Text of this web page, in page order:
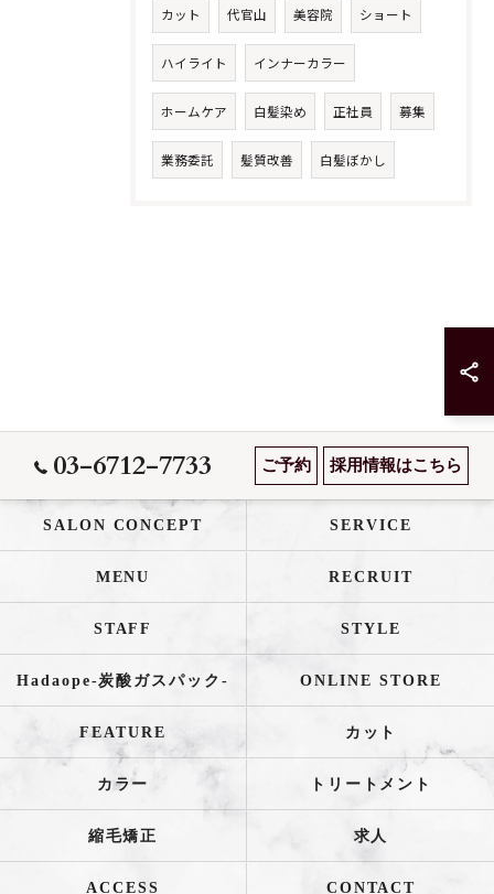
カット 代官山 美容院 ショート
ハイライト インナーカラー
ホームケア 白髪染め 正社員 募集
業務委託 髪質改善 白髪ぼかし
03-6712-7733 ご予約 採用情報はこちら
SALON CONCEPT SERVICE
MENU RECRUIT
STAFF STYLE
Hadaope-炭酸ガスパック- ONLINE STORE
FEATURE カット
カラー トリートメント
縮毛矯正 求人
ACCESS CONTACT